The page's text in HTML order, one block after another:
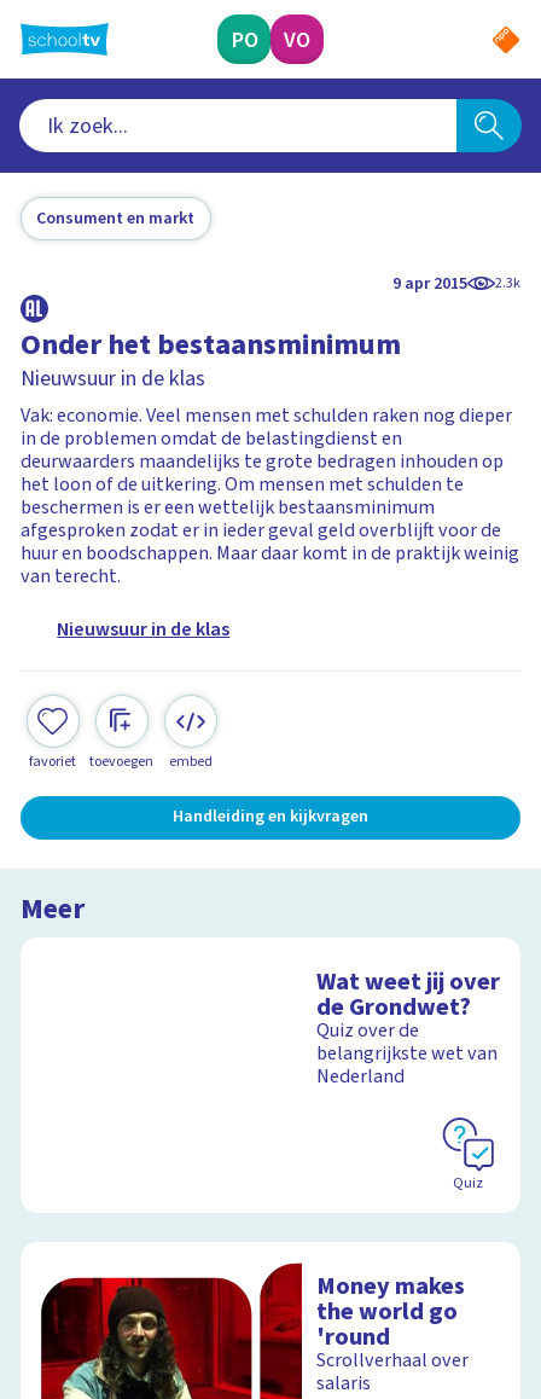
naar
hoofdinhoud
PO VO
Consument en markt
9 apr 2015 2.3k
Onder het bestaansminimum
Nieuwsuur in de klas
Vak: economie. Veel mensen met schulden raken nog dieper
in de problemen omdat de belastingdienst en
deurwaarders maandelijks te grote bedragen inhouden op
het loon of de uitkering. Om mensen met schulden te
beschermen is er een wettelijk bestaansminimum
afgesproken zodat er in ieder geval geld overblijft voor de
huur en boodschappen. Maar daar komt in de praktijk weinig
van terecht.
Nieuwsuur in de klas
favoriet toevoegen embed
Handleiding en kijkvragen
Meer
Wat weet jij over
de Grondwet?
Quiz over de
belangrijkste wet van
Nederland
Quiz
Money makes
the world go
'round
Scrollverhaal over
salaris